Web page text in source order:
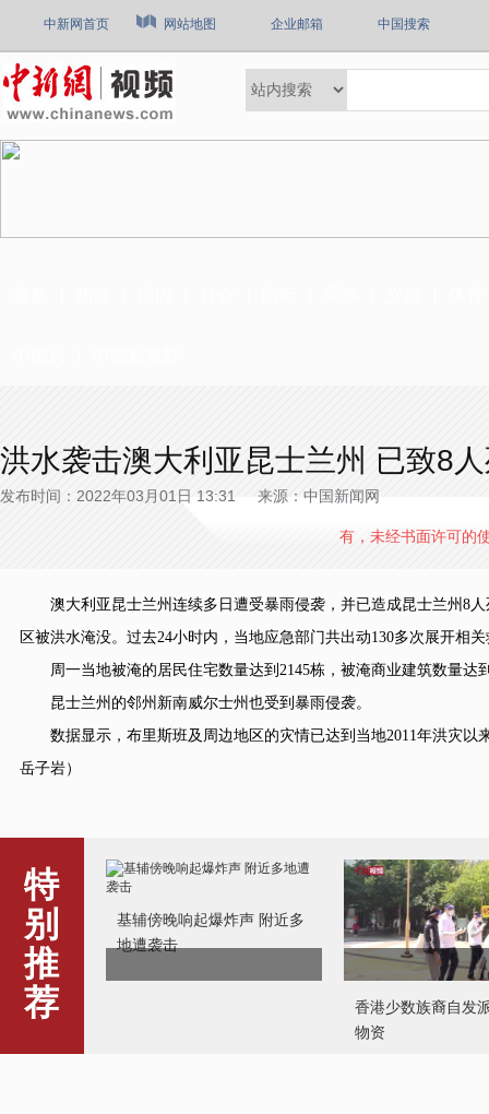
中新网首页 网站地图 企业邮箱 中国搜索
洪水袭击澳大利亚昆士兰州 已致8
发布时间：2022年03月01日 13:31 来源：中国新闻网
有，未经书面许可的
澳大利亚昆士兰州连续多日遭受暴雨侵袭，并已造成昆士兰州8人
区被洪水淹没。过去24小时内，当地应急部门共出动130多次展开相
周一当地被淹的居民住宅数量达到2145栋，被淹商业建筑数量达
昆士兰州的邻州新南威尔士州也受到暴雨侵袭。
数据显示，布里斯班及周边地区的灾情已达到当地2011年洪灾以
岳子岩）
特
别
推
荐
基辅傍晚响起爆炸声 附近多
地遭袭击
香港少数族裔自发
物资